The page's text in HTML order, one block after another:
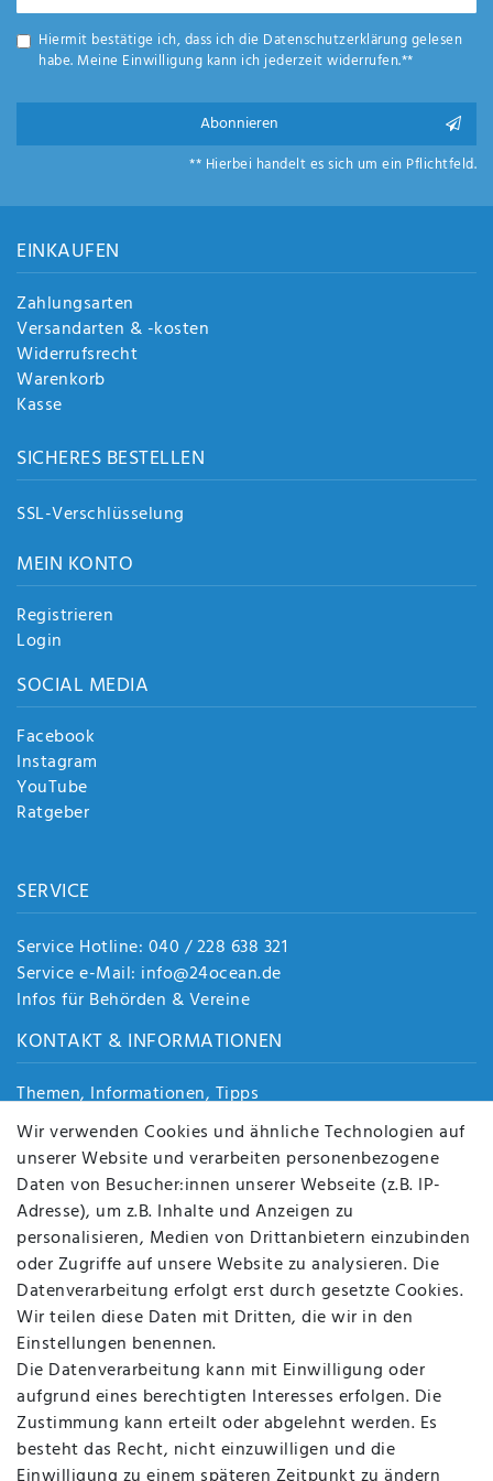
Hiermit bestätige ich, dass ich die Daten­schutz­erklärunggelesen
habe. Meine Einwilligung kann ich jederzeit widerrufen.**
Abonnieren
** Hierbei handelt es sich um ein Pflichtfeld.
EINKAUFEN
Zahlungsarten
Versandarten & -kosten
Widerrufsrecht
Warenkorb
Kasse
SICHERES BESTELLEN
SSL-Verschlüsselung
MEIN KONTO
Registrieren
Login
SOCIAL MEDIA
Facebook
Instagram
YouTube
Ratgeber
SERVICE
Service Hotline: 040 / 228 638 321
Service e-Mail: info@24ocean.de
Infos für Behörden & Vereine
KONTAKT & INFORMATIONEN
Themen, Informationen, Tipps
Jobs
Über uns
Kontakt
Datenschutz
AGB
FAQ
Batterieentsorgung
Altölverordnung
Impressum
BEQUEM UND SICHER BEZAHLEN MIT
Wir verwenden Cookies und ähnliche Technologien auf
unserer Website und verarbeiten personenbezogene
Daten von Besucher:innen unserer Webseite (z.B. IP-
Adresse), um z.B. Inhalte und Anzeigen zu
personalisieren, Medien von Drittanbietern einzubinden
oder Zugriffe auf unsere Website zu analysieren. Die
Datenverarbeitung erfolgt erst durch gesetzte Cookies.
Wir teilen diese Daten mit Dritten, die wir in den
Einstellungen benennen.
Die Datenverarbeitung kann mit Einwilligung oder
aufgrund eines berechtigten Interesses erfolgen. Die
Zustimmung kann erteilt oder abgelehnt werden. Es
besteht das Recht, nicht einzuwilligen und die